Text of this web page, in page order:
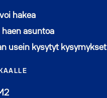
hakea
haen asuntoa
usein kysytyt kysymykset
Avautuu uuteen ikkunaan